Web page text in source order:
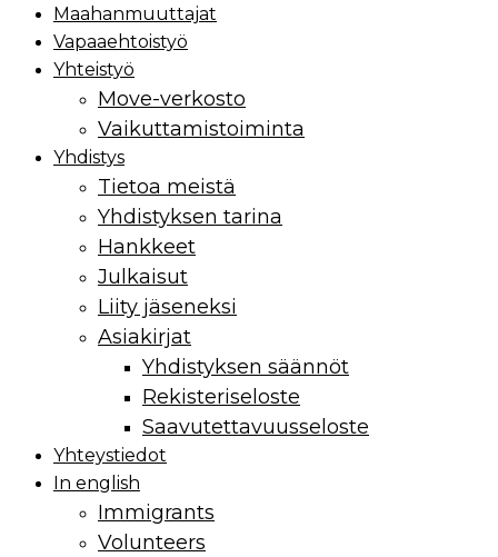
Maahan­muuttajat
Vapaaehtoistyö
Yhteistyö
Move-verkosto
Vaikuttamis­toiminta
Yhdistys
Tietoa meistä
Yhdistyksen tarina
Hankkeet
Julkaisut
Liity jäseneksi
Asiakirjat
Yhdistyksen säännöt
Rekisteriseloste
Saavutettavuusseloste
Yhteystiedot
In english
Immigrants
Volunteers